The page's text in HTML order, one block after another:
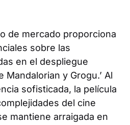
de mercado proporciona
sobre las
en el despliegue
Mandalorian y Grogu.’ Al
sofisticada, la película
del cine
mantiene arraigada en